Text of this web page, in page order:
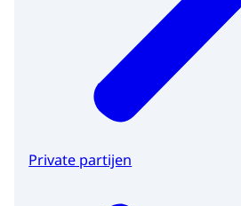
Private partijen